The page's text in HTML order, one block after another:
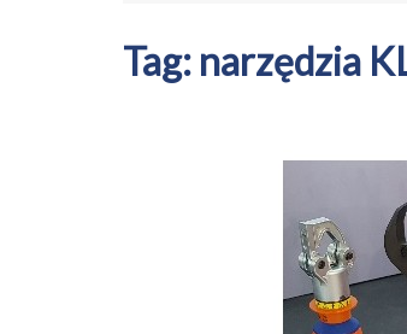
Tag: narzędzia